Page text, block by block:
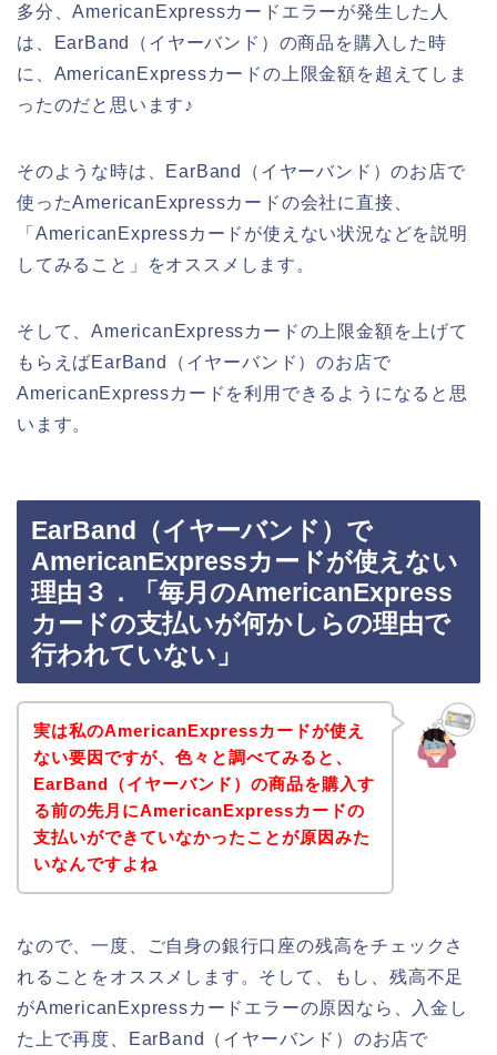
多分、AmericanExpressカードエラーが発生した人
は、EarBand（イヤーバンド）の商品を購入した時
に、AmericanExpressカードの上限金額を超えてしま
ったのだと思います♪
そのような時は、EarBand（イヤーバンド）のお店で
使ったAmericanExpressカードの会社に直接、
「AmericanExpressカードが使えない状況などを説明
してみること」をオススメします。
そして、AmericanExpressカードの上限金額を上げて
もらえばEarBand（イヤーバンド）のお店で
AmericanExpressカードを利用できるようになると思
います。
EarBand（イヤーバンド）で
AmericanExpressカードが使えない
理由３．「毎月のAmericanExpress
カードの支払いが何かしらの理由で
行われていない」
実は私のAmericanExpressカードが使え
ない要因ですが、色々と調べてみると、
EarBand（イヤーバンド）の商品を購入す
る前の先月にAmericanExpressカードの
支払いができていなかったことが原因みた
いなんですよね
なので、一度、ご自身の銀行口座の残高をチェックさ
れることをオススメします。そして、もし、残高不足
がAmericanExpressカードエラーの原因なら、入金し
た上で再度、EarBand（イヤーバンド）のお店で